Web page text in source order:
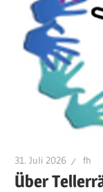
31. Juli 2026 fh
Über